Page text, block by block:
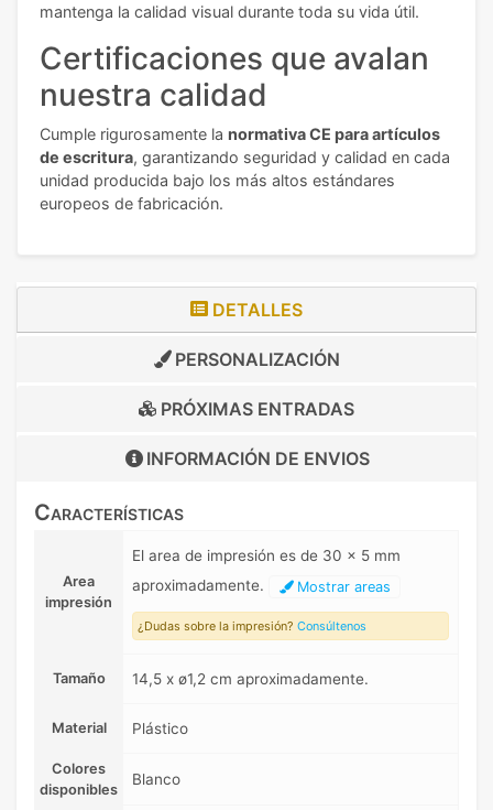
mantenga la calidad visual durante toda su vida útil.
Certificaciones que avalan
nuestra calidad
Cumple rigurosamente la normativa CE para artículos
de escritura, garantizando seguridad y calidad en cada
unidad producida bajo los más altos estándares
europeos de fabricación.
DETALLES
PERSONALIZACIÓN
PRÓXIMAS ENTRADAS
INFORMACIÓN DE ENVIOS
Características
Area
impresión
El area de impresión es de 30 x 5 mm
aproximadamente.
Mostrar areas
¿Dudas sobre la impresión? Consúltenos
Tamaño 14,5 x ø1,2 cm aproximadamente.
Material Plástico
Colores
disponibles
Blanco